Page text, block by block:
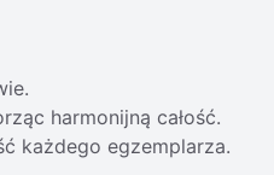
harmonijną całość.
każdego egzemplarza.